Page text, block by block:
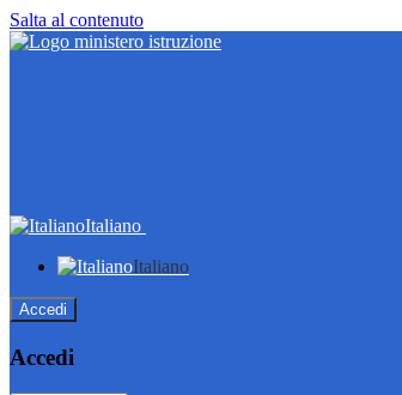
Salta al contenuto
Italiano
Italiano
Accedi
Accedi